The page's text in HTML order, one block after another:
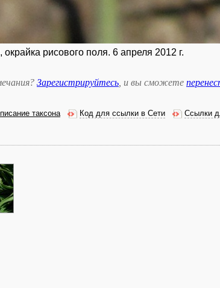
рисового поля. 6 апреля 2012 г.
Зарегистрируйтесь , и вы сможете
таксона Код для ссылки в Сети Ссылки